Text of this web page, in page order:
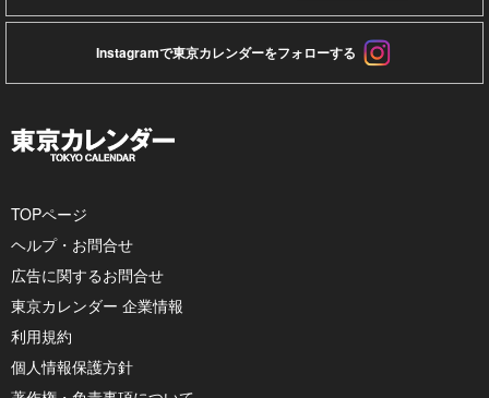
Instagramで東京カレンダーをフォローする
TOPページ
ヘルプ・お問合せ
広告に関するお問合せ
東京カレンダー 企業情報
利用規約
個人情報保護方針